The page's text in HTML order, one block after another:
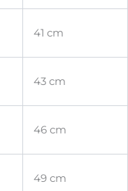
41 cm
43 cm
46 cm
49 cm